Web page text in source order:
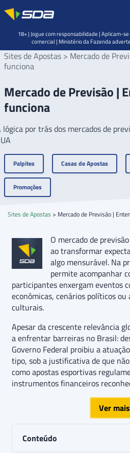
Sites de Apostas > Mercado de
funciona
Mercado de Previsão |
funciona
lógica por trás dos mercados de
Palpites Casas de Apostas
Promoções
Sites de Apostas > Mercado de Previsão |
O mercado de
ao transformar
algo mensurável. Na
permite acompanhar
participantes enxergam eventos
econômicas, cenários políticos
culturais.
Apesar da crescente relevância
a enfrentar barreiras no Brasil:
Governo Federal proibiu a
tipo, sob a justificativa de que
como apostas esportivas
instrumentos financeiros
Ver mais
Conteúdo
18+ | Jogue com responsabilidade | Aplicam-
comercial | Ministério da Fazenda